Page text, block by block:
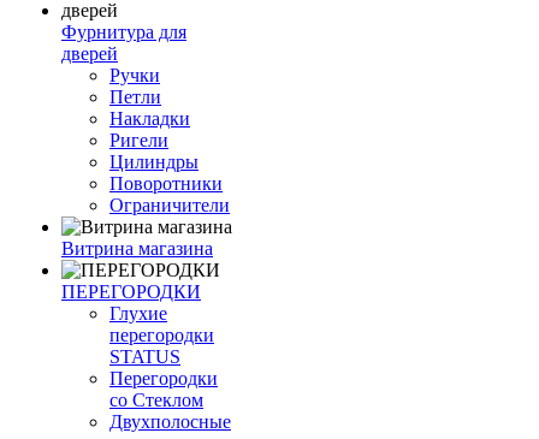
Фурнитура для
дверей
Ручки
Петли
Накладки
Ригели
Цилиндры
Поворотники
Ограничители
Витрина магазина
ПЕРЕГОРОДКИ
Глухие
перегородки
STATUS
Перегородки
со Стеклом
Двухполосные